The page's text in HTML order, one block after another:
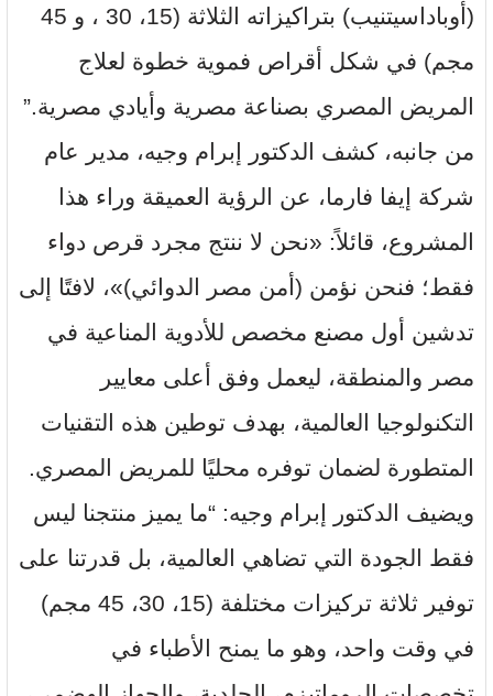
(أوباداسيتنيب) بتراكيزاته الثلاثة (15، 30 ، و 45
مجم) في شكل أقراص فموية خطوة لعلاج
المريض المصري بصناعة مصرية وأيادي مصرية.”
من جانبه، كشف الدكتور إبرام وجيه، مدير عام
شركة إيفا فارما، عن الرؤية العميقة وراء هذا
المشروع، قائلاً: «نحن لا ننتج مجرد قرص دواء
فقط؛ فنحن نؤمن (أمن مصر الدوائي)»، لافتًا إلى
تدشين أول مصنع مخصص للأدوية المناعية في
مصر والمنطقة، ليعمل وفق أعلى معايير
التكنولوجيا العالمية، بهدف توطين هذه التقنيات
المتطورة لضمان توفره محليًا للمريض المصري.
ويضيف الدكتور إبرام وجيه: “ما يميز منتجنا ليس
فقط الجودة التي تضاهي العالمية، بل قدرتنا على
توفير ثلاثة تركيزات مختلفة (15، 30، 45 مجم)
في وقت واحد، وهو ما يمنح الأطباء في